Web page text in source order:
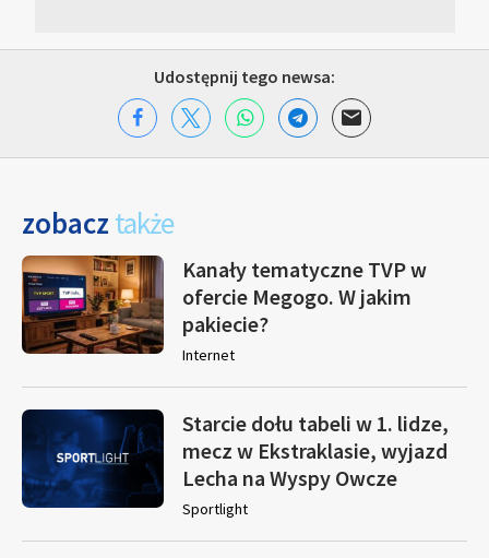
Udostępnij tego newsa:
zobacz także
Kanały tematyczne TVP w
ofercie Megogo. W jakim
pakiecie?
Internet
Starcie dołu tabeli w 1. lidze,
mecz w Ekstraklasie, wyjazd
Lecha na Wyspy Owcze
Sportlight